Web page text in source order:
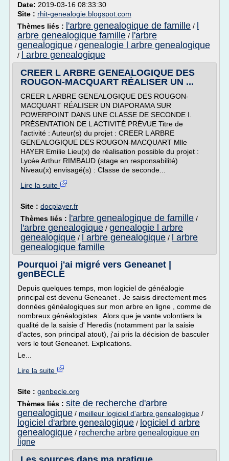
Date: 2019-03-16 08:33:30
Site : rhit-genealogie.blogspot.com
Thèmes liés :
l'arbre genealogique de famille /
arbre genealogique famille / l'arbre
genealogique / genealogie l arbre genealogique
/
l arbre genealogique
CREER L ARBRE GENEALOGIQUE DES
ROUGON-MACQUART RÉALISER UN ...
CREER L ARBRE GENEALOGIQUE DES ROUGON-
MACQUART RÉALISER UN DIAPORAMA SUR
POWERPOINT DANS UNE CLASSE DE SECONDE I.
PRÉSENTATION DE L ACTIVITÉ PRÉVUE Titre de
l'activité : Auteur(s) du projet : CREER L ARBRE
GENEALOGIQUE DES ROUGON-MACQUART Mlle
HAYER Emilie Lieu(x) de réalisation possible du projet :
Lycée Arthur RIMBAUD (stage en responsabilité)
Niveau(x) envisagé(s) : Classe de seconde...
Lire la suite
Site : docplayer.fr
Thèmes liés :
l'arbre genealogique de famille /
l'arbre genealogique / genealogie l arbre
genealogique / l arbre genealogique /
l arbre
genealogique famille
Pourquoi j'ai migré vers Geneanet |
genBECLE
Depuis quelques temps, mon logiciel de généalogie
principal est devenu Geneanet . Je saisis directement mes
données généalogiques sur mon arbre en ligne , comme de
nombreux généalogistes . Alors que je vante volontiers la
qualité de la saisie d' Heredis (notamment par la saisie
d'actes, son principal atout), j'ai pris la décision de basculer
vers le tout Geneanet. Explications.
Le...
Lire la suite
Site : genbecle.org
Thèmes liés : site de recherche d'arbre
genealogique / meilleur logiciel d'arbre genealogique /
logiciel d'arbre genealogique / logiciel d arbre
genealogique / recherche arbre genealogique en
ligne